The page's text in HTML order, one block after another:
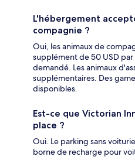
L'hébergement
compagnie ?
Oui, les animaux de
supplément de 50 USD
demandé. Les animaux
supplémentaires. Des
disponibles.
Est-ce que Victorian
place ?
Oui. Le parking sans
borne de recharge pour